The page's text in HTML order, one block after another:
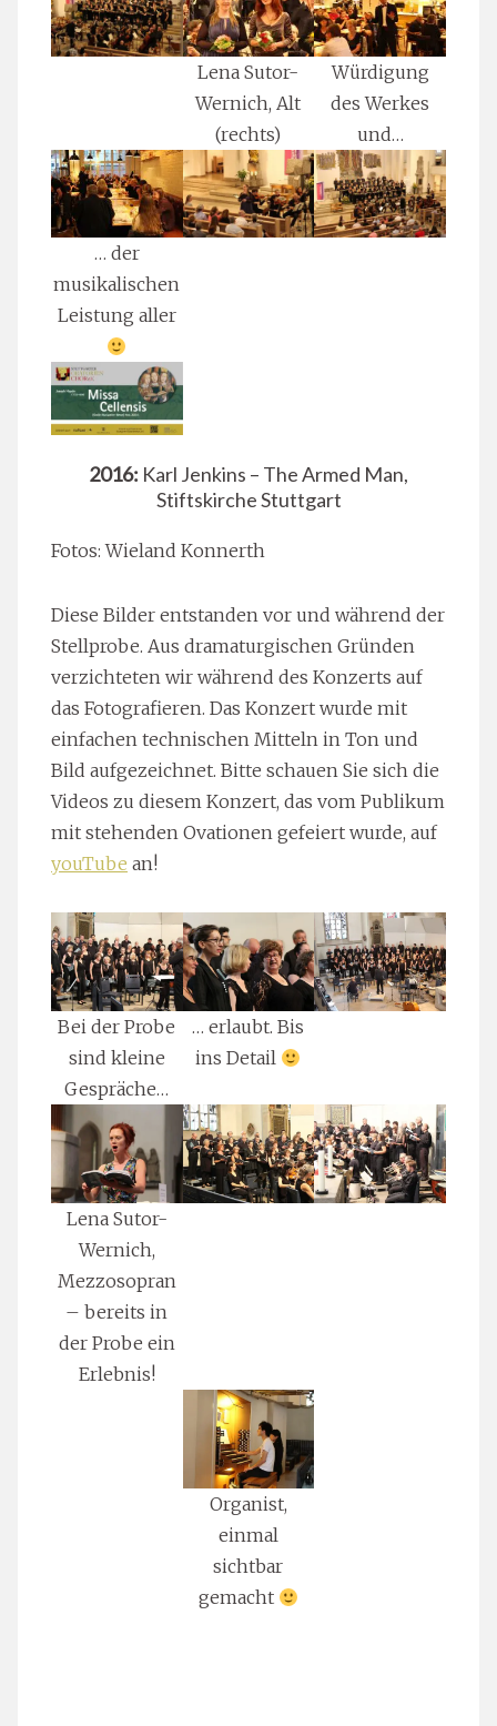
Lena Sutor-
Wernich, Alt
(rechts)
Würdigung
des Werkes
und…
… der
musikalischen
Leistung aller
2016: Karl Jenkins – The Armed Man,
Stiftskirche Stuttgart
Fotos: Wieland Konnerth
Diese Bilder entstanden vor und während der
Stellprobe. Aus dramaturgischen Gründen
verzichteten wir während des Konzerts auf
das Fotografieren. Das Konzert wurde mit
einfachen technischen Mitteln in Ton und
Bild aufgezeichnet. Bitte schauen Sie sich die
Videos zu diesem Konzert, das vom Publikum
mit stehenden Ovationen gefeiert wurde, auf
youTube an!
Bei der Probe
sind kleine
Gespräche…
… erlaubt. Bis
ins Detail
Lena Sutor-
Wernich,
Mezzosopran
– bereits in
der Probe ein
Erlebnis!
Organist,
einmal
sichtbar
gemacht